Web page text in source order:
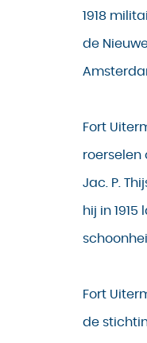
1918
de
Fort
roerselen
Jac. P.
hij in
Fort
de